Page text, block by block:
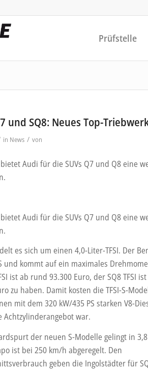
Prüfstelle
und SQ8: Neues Top-
in News / von
Audi für die SUVs Q7 und Q8 eine
Audi für die SUVs Q7 und Q8 eine
es sich um einen 4,0-Liter-TFSI. Der
und kommt auf ein maximales
ist ab rund 93.300 Euro, der SQ8 TFSI
zu haben. Damit kosten die TFSI-S-
mit dem 320 kW/435 PS starken V8-
Achtzylinderangebot war.
der neuen S-Modelle gelingt in
ist bei 250 km/h abgeregelt. Den
geben die Ingolstädter für